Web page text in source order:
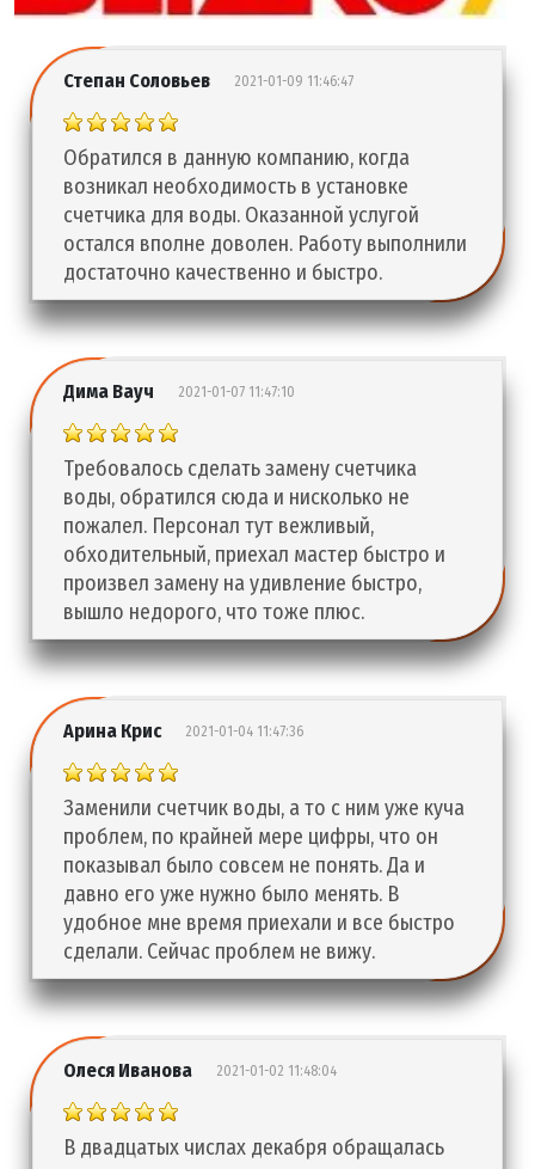
Степан Соловьев 2021-01-09 11:46:47
Обратился в данную компанию, когда
возникал необходимость в установке
счетчика для воды. Оказанной услугой
остался вполне доволен. Работу выполнили
достаточно качественно и быстро.
Дима Вауч 2021-01-07 11:47:10
Требовалось сделать замену счетчика
воды, обратился сюда и нисколько не
пожалел. Персонал тут вежливый,
обходительный, приехал мастер быстро и
произвел замену на удивление быстро,
вышло недорого, что тоже плюс.
Арина Крис 2021-01-04 11:47:36
Заменили счетчик воды, а то с ним уже куча
проблем, по крайней мере цифры, что он
показывал было совсем не понять. Да и
давно его уже нужно было менять. В
удобное мне время приехали и все быстро
сделали. Сейчас проблем не вижу.
Олеся Иванова 2021-01-02 11:48:04
В двадцатых числах декабря обращалась